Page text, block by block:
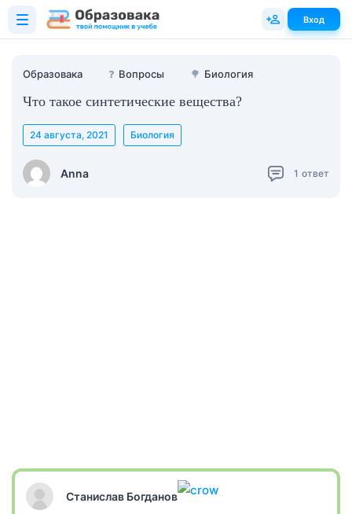
Образовака ❓ Вопросы 🌳 Биология
Что такое синтетические вещества?
Anna
24 августа, 2021 Биология
1 ответ
Станислав Богданов
Вход